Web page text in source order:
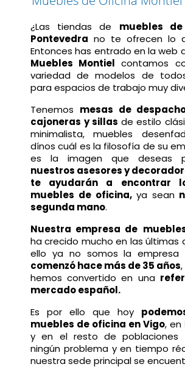
¿Las tiendas de muebles
Pontevedra no te ofrecen lo
Entonces has entrado en la web
Muebles Montiel contamos
variedad de modelos de
para espacios de trabajo muy
Tenemos mesas de
cajoneras ysillas de estilo
minimalista, muebles
dínos cuál es la filosofía de su
es la imagen que deseas
nuestros asesores y
te ayudarán a encontrar
muebles de oficina, ya sean
segunda mano.
Nuestra empresa de
ha crecido mucho en las últimas
ello ya no somos la empresa
comenzó hace más de 35 años
hemos convertido en una
mercado español.
Es por ello que hoy
muebles de oficina en Vigo, en
y en el resto de poblaciones
ningún problema y en tiempo
nuestra sede principal se